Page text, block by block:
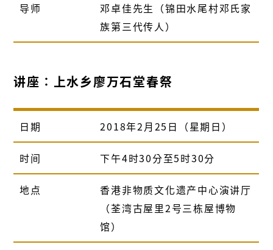
导师
邓卓佳先生（锦田水尾村邓氏家
族第三代传人）
讲座∶上水乡廖万石堂春祭
日期 2018年2月25日（星期日）
时间 下午4时30分至5时30分
地点
香港非物质文化遗产中心演讲厅
（荃湾古屋里2号三栋屋博物
馆）